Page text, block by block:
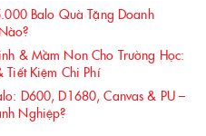
Balo Quà Tặng Doanh
& Mầm Non Cho Trường Học:
Tiết Kiệm Chi Phí
D600, D1680, Canvas & PU –
Nghiệp?